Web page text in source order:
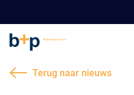
Terug naar nieuws